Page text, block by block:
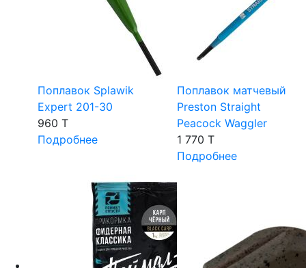
Поплавок Splawik
Expert 201-30
960 T
Подробнее
Поплавок матчевый
Preston Straight
Peacock Waggler
1 770 T
Подробнее